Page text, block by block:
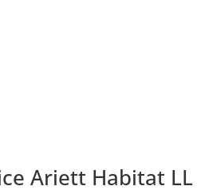
Ariett Habitat LL